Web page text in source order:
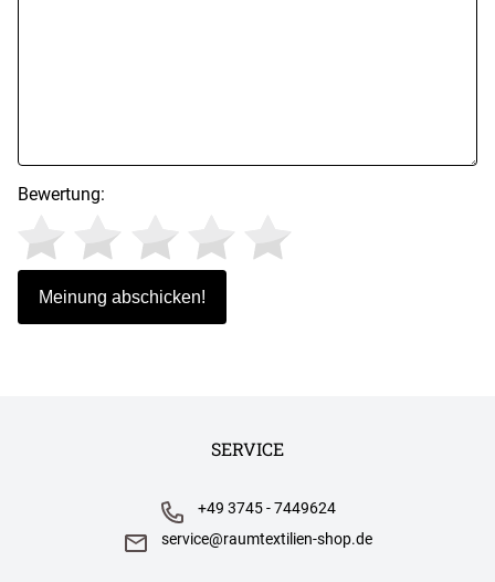
Bewertung:
SERVICE
+49 3745 - 7449624
service@raumtextilien-shop.de